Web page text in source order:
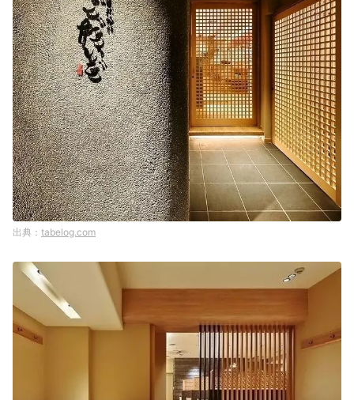
tabelog.com